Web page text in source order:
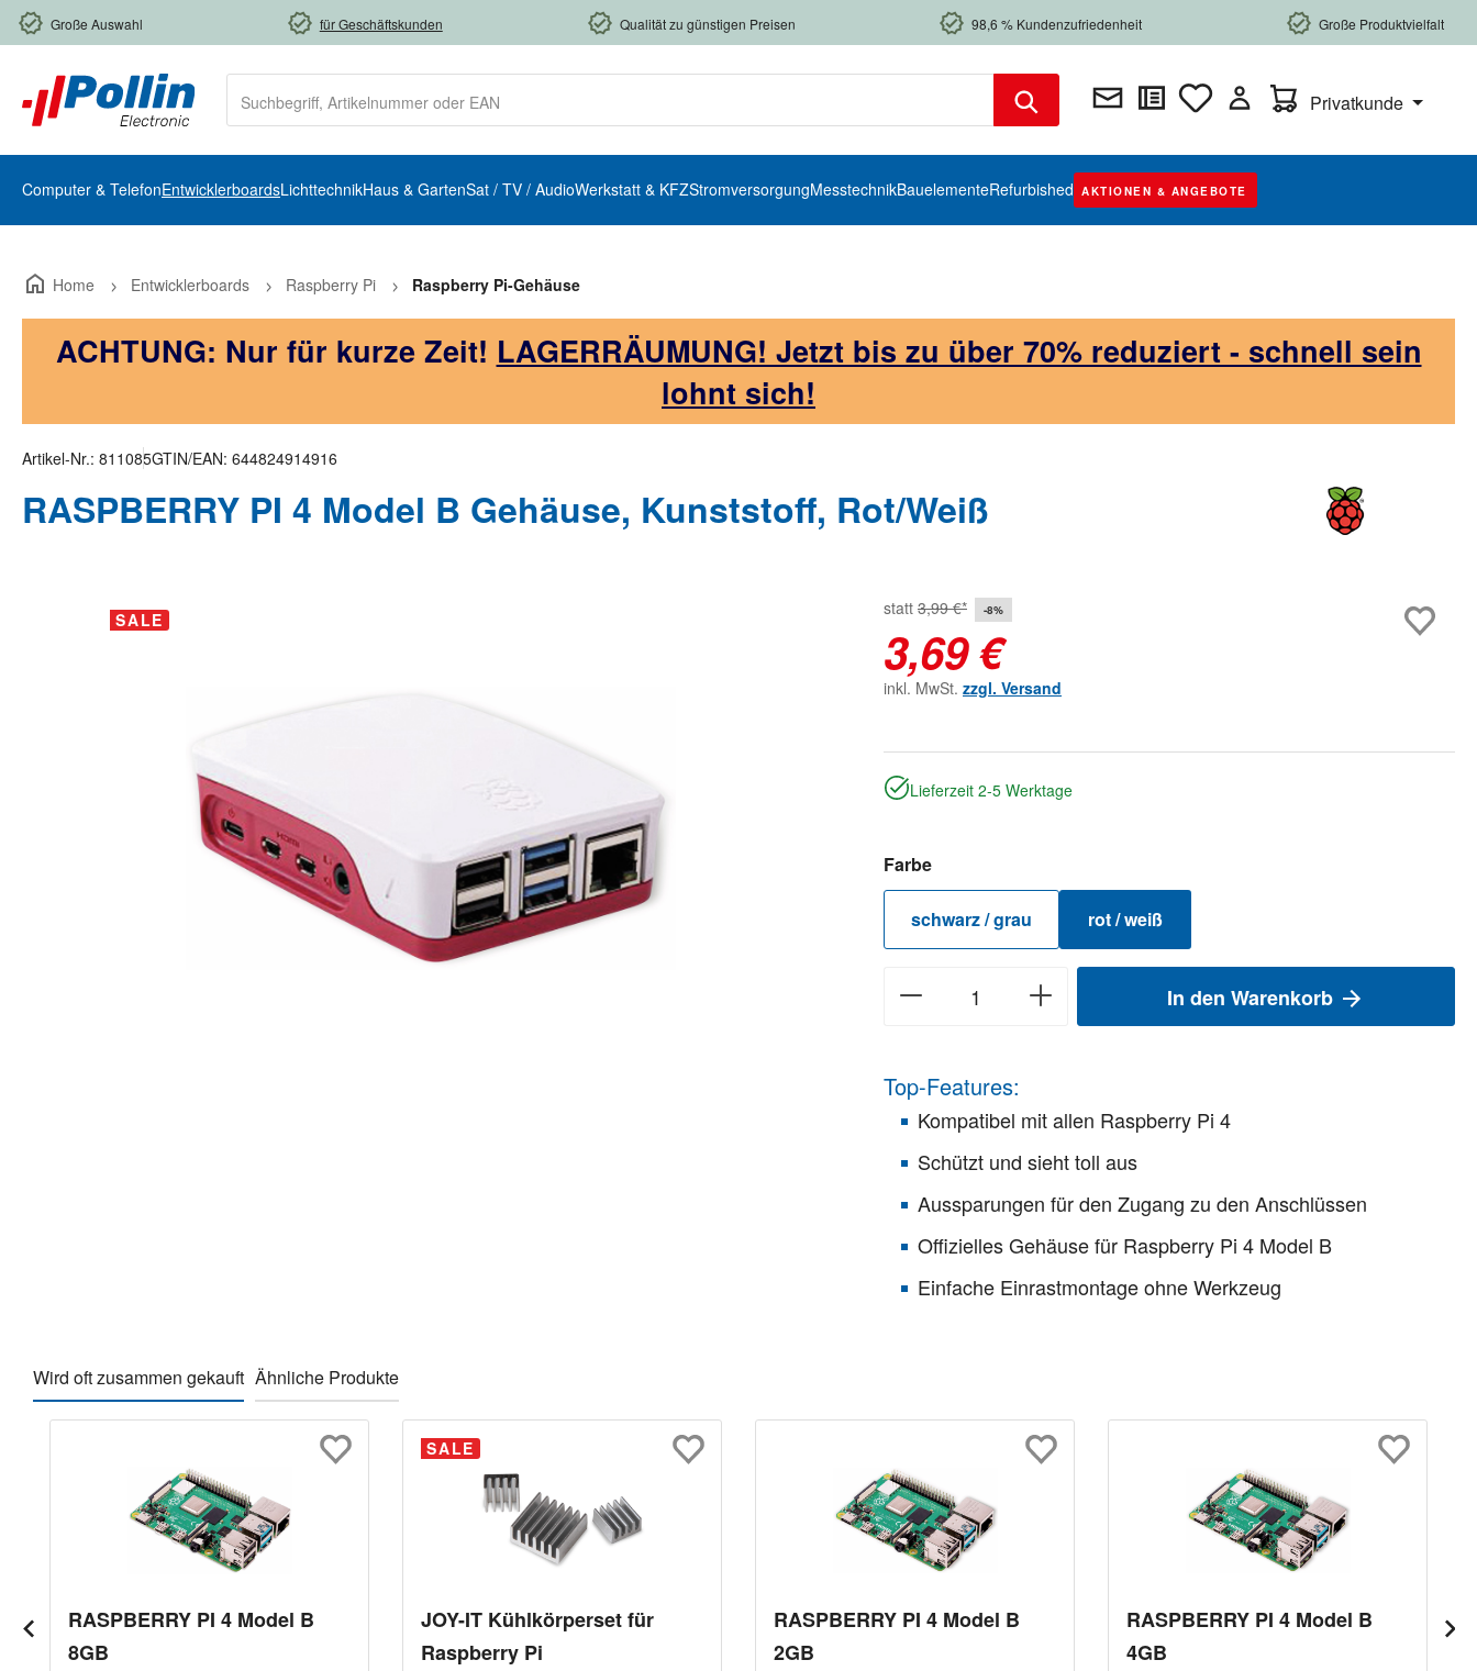
Hauptinhalt springen
Zur Suche springen
Zur Hauptnavigation springen
Große Auswahl für Geschäftskunden Qualität zu günstigen Preisen 98,6 % Kundenzufriedenheit Große Produktvielfalt
Warenkorb enthält 0
Privatkunde
Computer & TelefonEntwicklerboardsLichttechnikHaus & GartenSat / TV / AudioWerkstatt & KFZStromversorgungMesstechnikBauelementeRefurbished AKTIONEN & ANGEBOTE
Home Entwicklerboards Raspberry Pi Raspberry Pi-Gehäuse
ACHTUNG: Nur für kurze Zeit! LAGERRÄUMUNG! Jetzt bis zu über 70% reduziert - schnell sein
lohnt sich!
Artikel-Nr.: 811085GTIN/EAN: 644824914916
RASPBERRY PI 4 Model B Gehäuse, Kunststoff, Rot/Weiß
Bildergalerie überspringen
SALE
statt 3,99 €* -8%
3,69 €
inkl. MwSt. zzgl. Versand
Lieferzeit 2-5 Werktage
Farbeauswählen
schwarz / grau rot / weiß
In den Warenkorb
Top-Features:
Kompatibel mit allen Raspberry Pi 4
Schützt und sieht toll aus
Aussparungen für den Zugang zu den Anschlüssen
Offizielles Gehäuse für Raspberry Pi 4 Model B
Einfache Einrastmontage ohne Werkzeug
Wird oft zusammen gekauft Ähnliche Produkte
RASPBERRY PI 4 Model B
8GB
SALE
JOY-IT Kühlkörperset für
Raspberry Pi
RASPBERRY PI 4 Model B
2GB
RASPBERRY PI 4 Model B
4GB